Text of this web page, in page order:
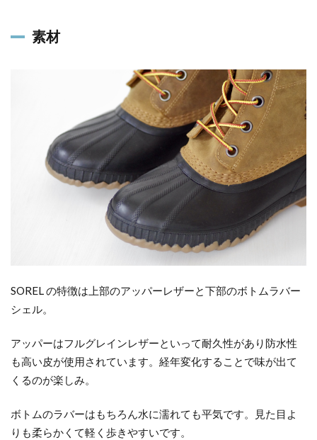
素材
SOREL の特徴は上部のアッパーレザーと下部のボトムラバー
シェル。
アッパーはフルグレインレザーといって耐久性があり防水性
も高い皮が使用されています。経年変化することで味が出て
くるのが楽しみ。
ボトムのラバーはもちろん水に濡れても平気です。見た目よ
りも柔らかくて軽く歩きやすいです。